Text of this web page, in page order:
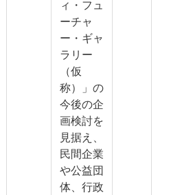
ィ・フュ
ーチャ
ー・ギャ
ラリー
（仮
称）」の
今後の企
画検討を
見据え、
民間企業
や公益団
体、行政